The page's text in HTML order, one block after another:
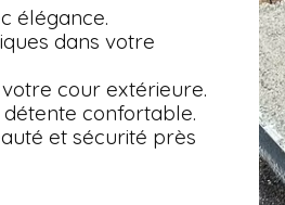
élégance.
dans votre
cour extérieure.
confortable.
et sécurité près